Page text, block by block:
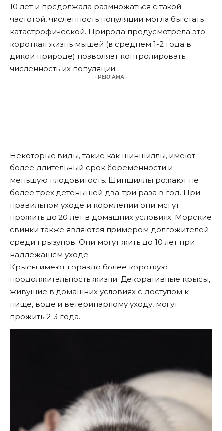
10 лет и продолжала размножаться с такой
частотой, численность популяции могла бы стать
катастрофической. Природа предусмотрела это:
короткая жизнь мышей (в среднем 1-2 года в
дикой природе) позволяет контролировать
численность их популяции.
- РЕКЛАМА -
Некоторые виды, такие как шиншиллы, имеют
более длительный срок беременности и
меньшую плодовитость. Шиншиллы рожают не
более трех детенышей два-три раза в год. При
правильном уходе и кормлении они могут
прожить до 20 лет в домашних условиях. Морские
свинки также являются примером долгожителей
среди грызунов. Они могут жить до 10 лет при
надлежащем уходе.
Крысы имеют гораздо более короткую
продолжительность жизни. Декоративные крысы,
живущие в домашних условиях с доступом к
пище, воде и ветеринарному уходу, могут
прожить 2-3 года.